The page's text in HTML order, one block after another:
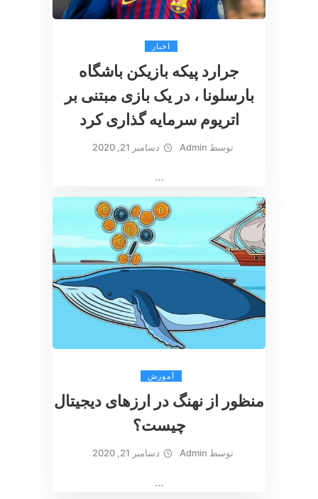
اخبار
جرارد پیکه بازیکن باشگاه
بارسلونا ، در یک بازی مبتنی بر
اتریوم سرمایه گذاری کرد
توسط Admin دسامبر 21, 2020
…
آموزش
منظور از نهنگ در ارزهای دیجیتال
چیست؟
توسط Admin دسامبر 21, 2020
…